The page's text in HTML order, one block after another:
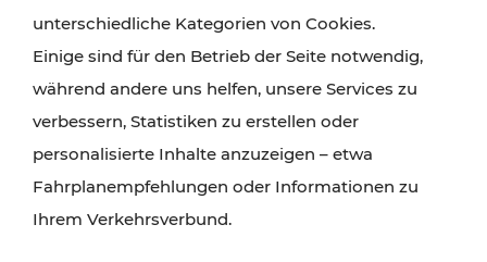
Radtouren oder purer Naturgenuss – viele
Attraktionen sind mit den Ticket- und Fahrplan-
Angeboten des VOR gut und schnell erreichbar.
unterschiedliche Kategorien von Cookies.
Einige sind für den Betrieb der Seite notwendig,
während andere uns helfen, unsere Services zu
verbessern, Statistiken zu erstellen oder
personalisierte Inhalte anzuzeigen – etwa
Fahrplanempfehlungen oder Informationen zu
Ihrem Verkehrsverbund.